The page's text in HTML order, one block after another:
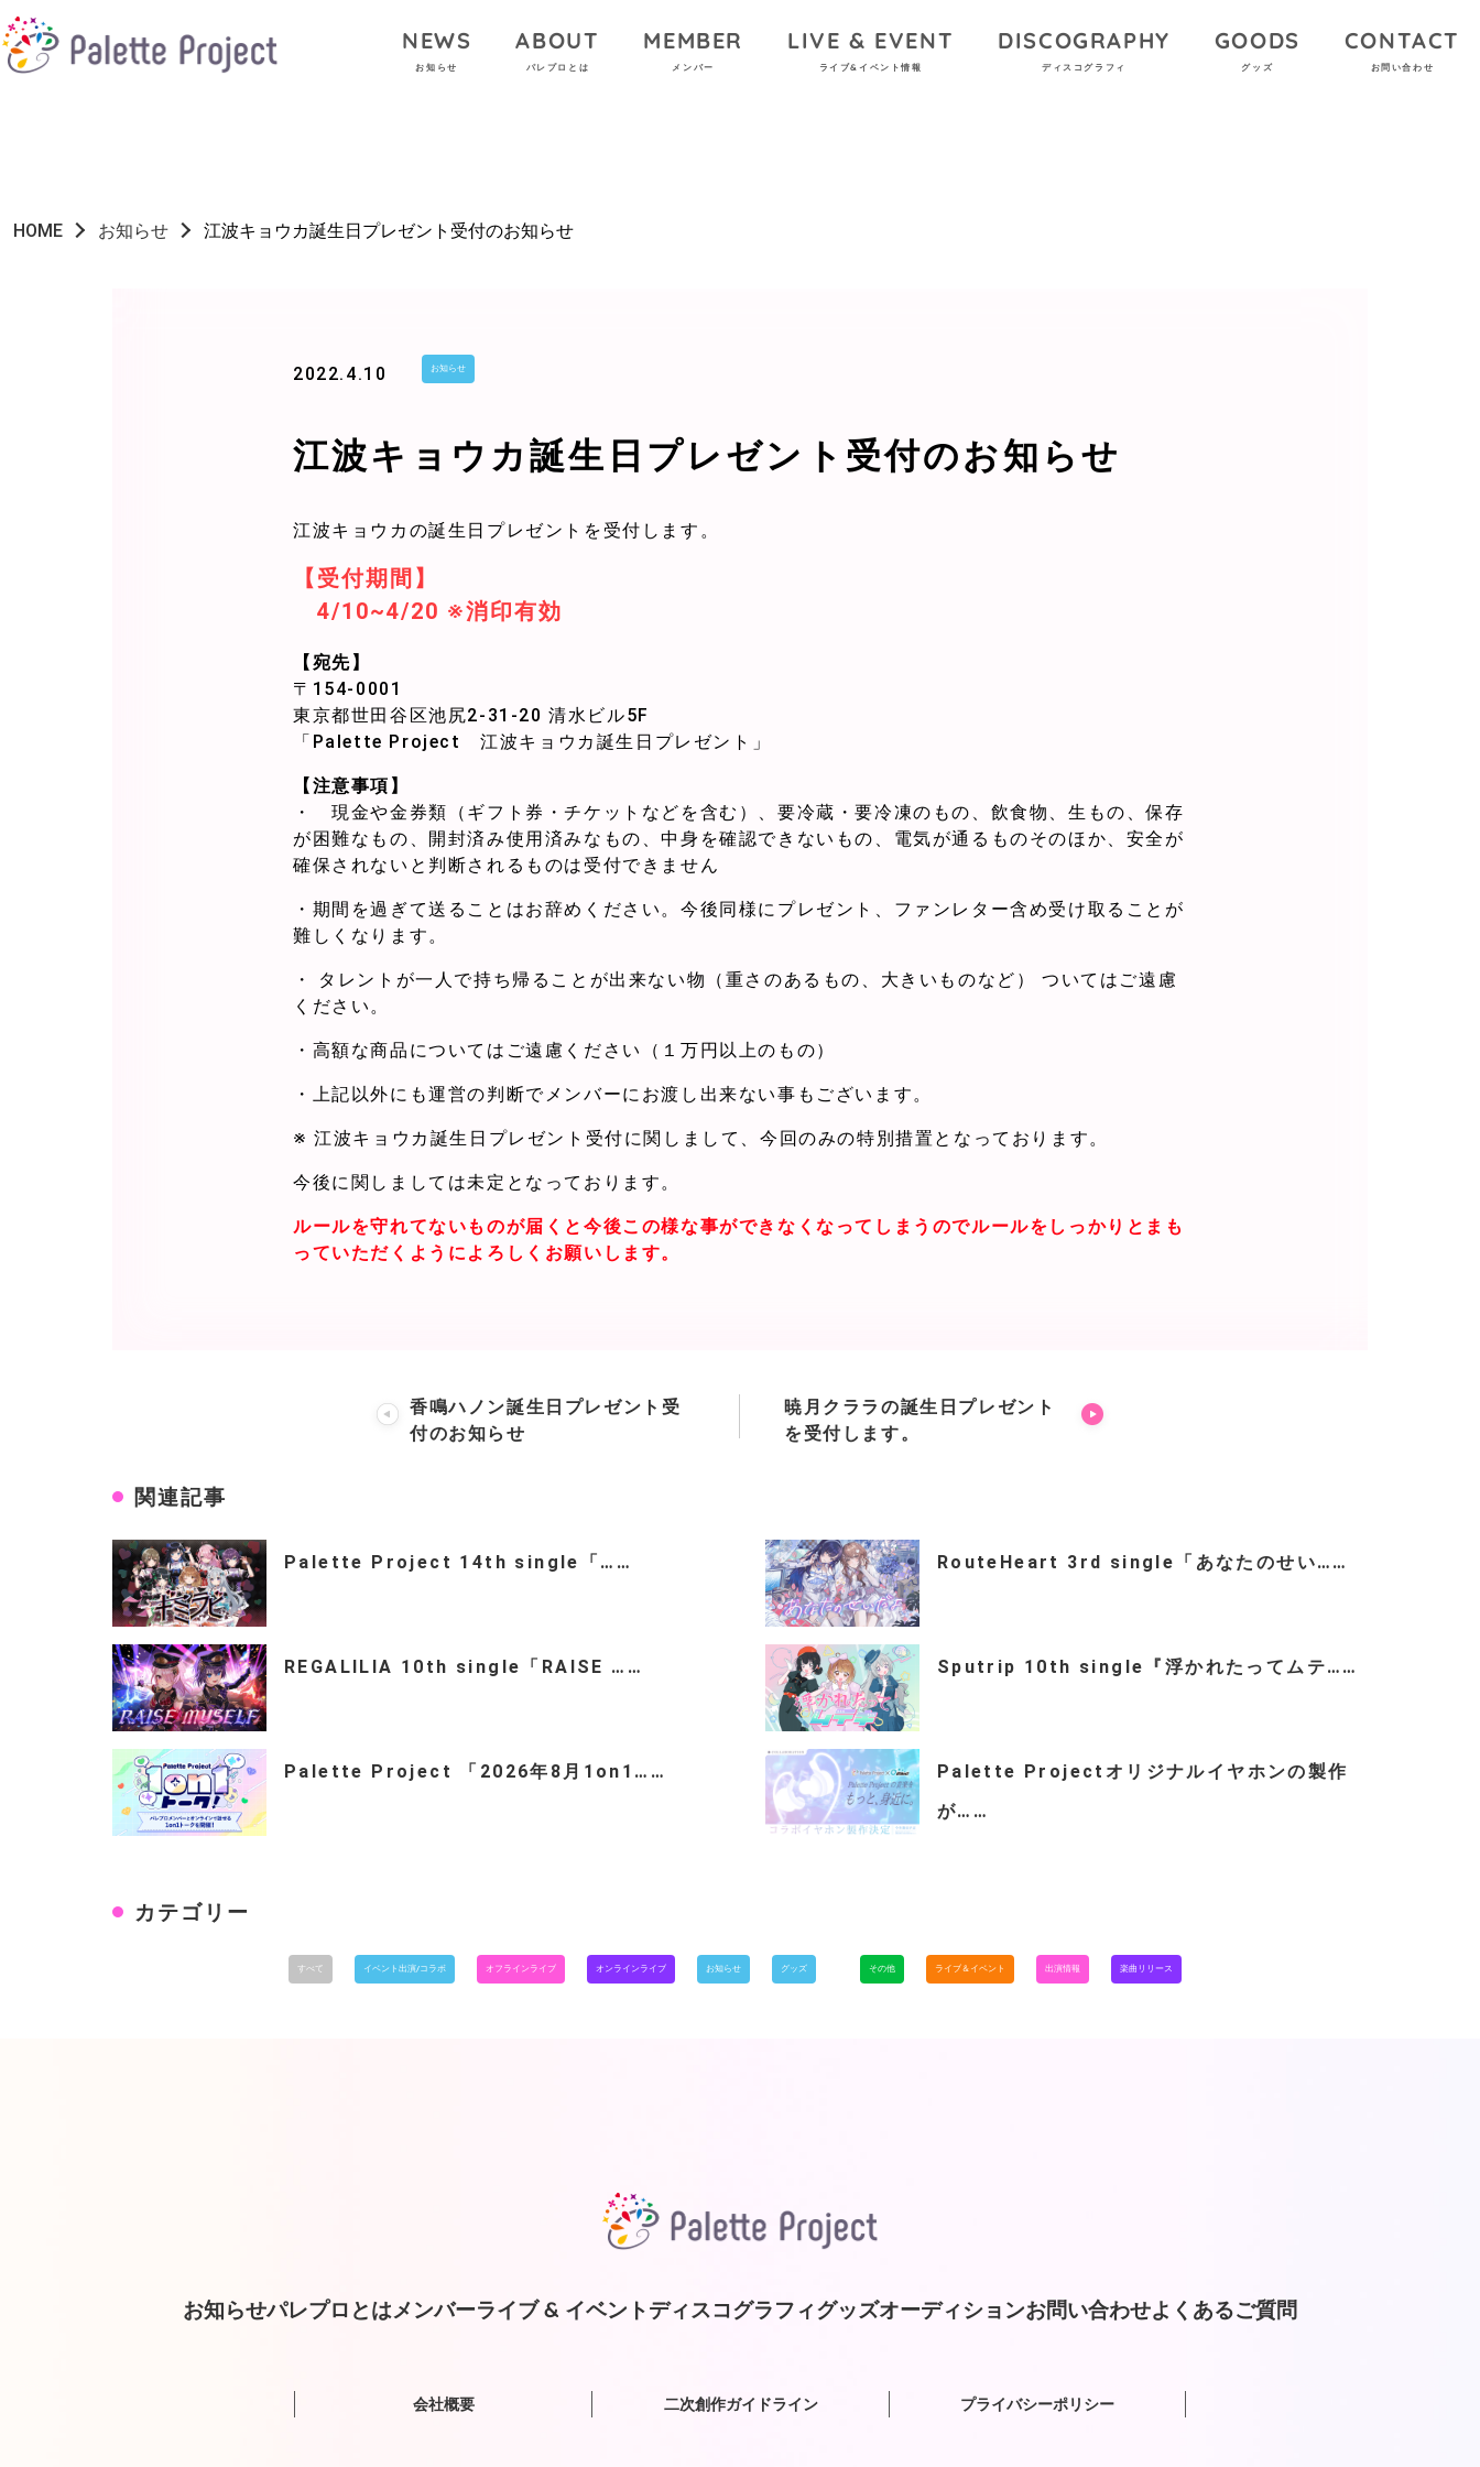
NEWS
お知らせ
ABOUT
パレプロとは
MEMBER
メンバー
LIVE & EVENT
ライブ&イベント情報
DISCOGRAPHY
ディスコグラフィ
GOODS
グッズ
CONTACT
お問い合わせ
HOME お知らせ 江波キョウカ誕生日プレゼント受付のお知らせ
2022.4.10 お知らせ
江波キョウカ誕生日プレゼント受付のお知らせ
江波キョウカの誕生日プレゼントを受付します。
【受付期間】
4/10~4/20 ※消印有効
【宛先】
〒154-0001
東京都世田谷区池尻2-31-20 清水ビル5F
「Palette Project 江波キョウカ誕生日プレゼント」
【注意事項】
・ 現金や金券類（ギフト券・チケットなどを含む）、要冷蔵・要冷凍のもの、飲食物、生もの、保存
が困難なもの、開封済み使用済みなもの、中身を確認できないもの、電気が通るものそのほか、安全が
確保されないと判断されるものは受付できません
・期間を過ぎて送ることはお辞めください。今後同様にプレゼント、ファンレター含め受け取ることが
難しくなります。
・ タレントが一人で持ち帰ることが出来ない物（重さのあるもの、大きいものなど） ついてはご遠慮
ください。
・高額な商品についてはご遠慮ください（１万円以上のもの）
・上記以外にも運営の判断でメンバーにお渡し出来ない事もございます。
※ 江波キョウカ誕生日プレゼント受付に関しまして、今回のみの特別措置となっております。
今後に関しましては未定となっております。
ルールを守れてないものが届くと今後この様な事ができなくなってしまうのでルールをしっかりとまも
っていただくようによろしくお願いします。
香鳴ハノン誕生日プレゼント受
付のお知らせ
暁月クララの誕生日プレゼント
を受付します。
関連記事
Palette Project 14th single「…… RouteHeart 3rd single「あなたのせい……
REGALILIA 10th single「RAISE …… Sputrip 10th single『浮かれたってムテ……
Palette Project 「2026年8月1on1……
Palette Projectオリジナルイヤホンの製作
が……
カテゴリー
すべて イベント出演/コラボ オフラインライブ オンラインライブ お知らせ グッズ その他 ライブ＆イベント 出演情報 楽曲リリース
お知らせパレプロとはメンバーライブ & イベントディスコグラフィグッズオーディションお問い合わせよくあるご質問
会社概要 二次創作ガイドライン プライバシーポリシー